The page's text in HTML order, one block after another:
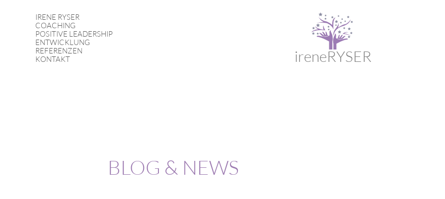
IRENE RYSER
COACHING
POSITIVE LEADERSHIP
ENTWICKLUNG
REFERENZEN
KONTAKT
ireneRYSER
BLOG & NEWS